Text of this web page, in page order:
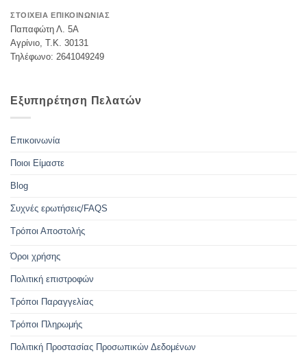
ΣΤΟΙΧΕΙΑ ΕΠΙΚΟΙΝΩΝΙΑΣ
Παπαφώτη Λ. 5Α
Αγρίνιο, Τ.Κ. 30131
Τηλέφωνο: 2641049249
Εξυπηρέτηση Πελατών
Επικοινωνία
Ποιοι Είμαστε
Blog
Συχνές ερωτήσεις/FAQS
Τρόποι Αποστολής
Όροι χρήσης
Πολιτική επιστροφών
Τρόποι Παραγγελίας
Τρόποι Πληρωμής
Πολιτική Προστασίας Προσωπικών Δεδομένων